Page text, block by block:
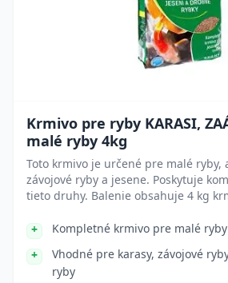
Krmivo pre ryby KARASI,
malé ryby 4kg
Toto krmivo je určené pre malé ryby,
závojové ryby a jesene. Poskytuje
tieto druhy. Balenie obsahuje 4 kg
Kompletné krmivo pre malé ryby
Vhodné pre karasy, závojové
ryby